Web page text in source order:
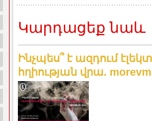
Կարդացեք նաև
Ինչպես՞ է ազդում
հղիության վրա.